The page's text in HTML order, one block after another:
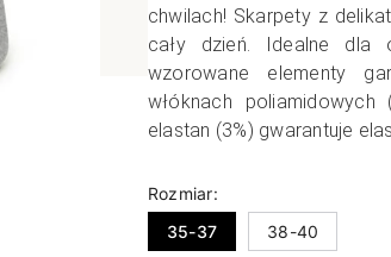
chwilach! Skarpety z
cały dzień. Idealne dla
wzorowane elementy
włóknach
elastan (3%) gwarantuje
Rozmiar:
35-37
38-40